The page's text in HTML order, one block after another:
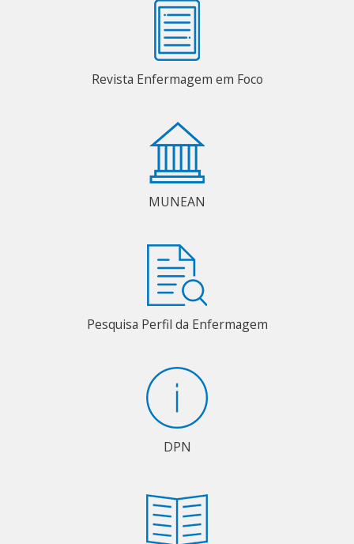
Revista Enfermagem em Foco
MUNEAN
Pesquisa Perfil da Enfermagem
DPN